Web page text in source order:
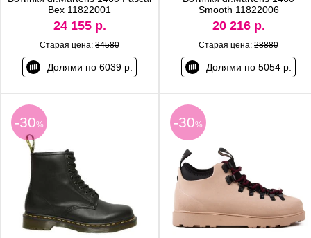
Bex 11822001
24 155 р.
Старая цена: 34580
Долями по 6039 р.
Smooth 11822006
20 216 р.
Старая цена: 28880
Долями по 5054 р.
-30% -30%